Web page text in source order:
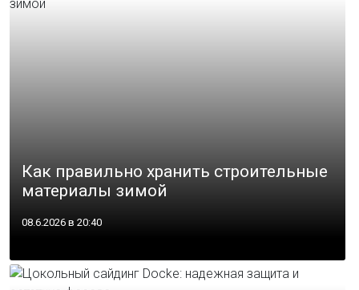
Как правильно хранить строительные
материалы зимой
08.6.2026 в 20:40